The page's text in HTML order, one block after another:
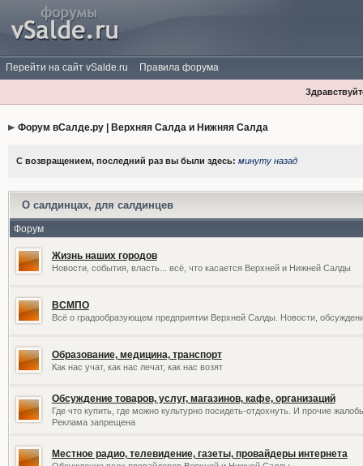
Перейти на сайт vSalde.ru Правила форума
Форум вСалде.ру | Верхняя Салда и Нижняя Салда
С возвращением, последний раз вы были здесь: минуту назад
О салдинцах, для салдинцев
Форум
Жизнь наших городов
Новости, события, власть... всё, что касается Верхней и Нижней Салды
ВСМПО
Всё о градообразующем предприятии Верхней Салды. Новости,
Образование, медицина, транспорт
Как нас учат, как нас лечат, как нас возят
Обсуждение товаров, услуг, магазинов, кафе, организаций
Где что купить, где можно культурно посидеть-отдохнуть. И прочие
Реклама запрещена
Местное радио, телевидение, газеты, провайдеры интернета